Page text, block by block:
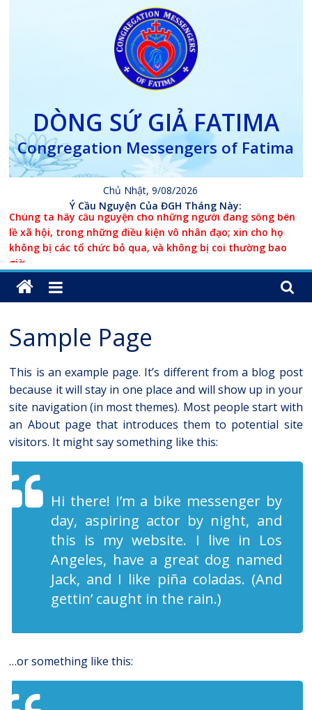
DÒNG SỨ GIẢ FATIMA
Congregation Messengers of Fatima
Chủ Nhật, 9/08/2026
Ý Cầu Nguyện Của ĐGH Tháng Này:
Chúng ta hãy cầu nguyện cho những người đang sống bên
lề xã hội, trong những điều kiện vô nhân đạo; xin cho họ
không bị các tổ chức bỏ qua, và không bị coi thường bao
giờ.
Sample Page
This is an example page. It’s different from a blog post
because it will stay in one place and will show up in your
site navigation (in most themes). Most people start with
an About page that introduces them to potential site
visitors. It might say something like this:
Hi there! I’m a bike messenger by
day, aspiring actor by night, and
this is my website. I live in Los
Angeles, have a great dog named
Jack, and I like piña coladas. (And
gettin’ caught in the rain.)
…or something like this: